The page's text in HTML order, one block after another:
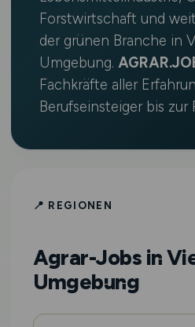
Forstwirtschaft und
der grünen Branche in
Umgebung.
Fachkräfte aller
Berufseinsteiger bis zur
📍 REGIONEN
Agrar-Jobs in
Umgebung